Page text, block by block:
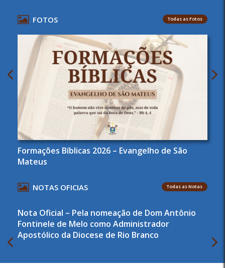
FOTOS Todas as Fotos
Formações Bíblicas 2026 – Evangelho de São
Mateus
NOTAS OFICIAS Todas as Notas
Nota Oficial – Pela nomeação de Dom Antônio
Fontinele de Melo como Administrador
Apostólico da Diocese de Rio Branco